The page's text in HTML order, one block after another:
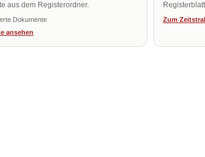
aus dem Registerordner.
Dokumente
ansehen
Zum